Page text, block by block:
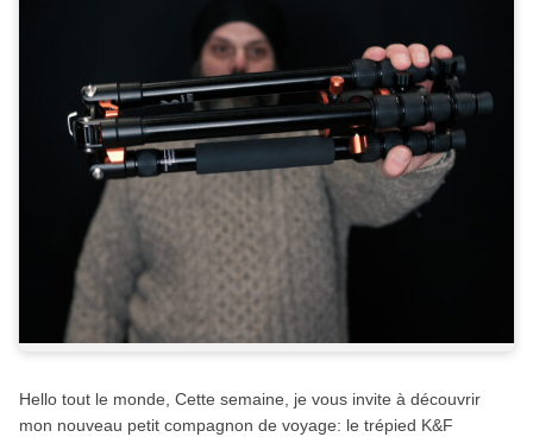
Hello tout le monde, Cette semaine, je vous invite à découvrir
mon nouveau petit compagnon de voyage: le trépied K&F